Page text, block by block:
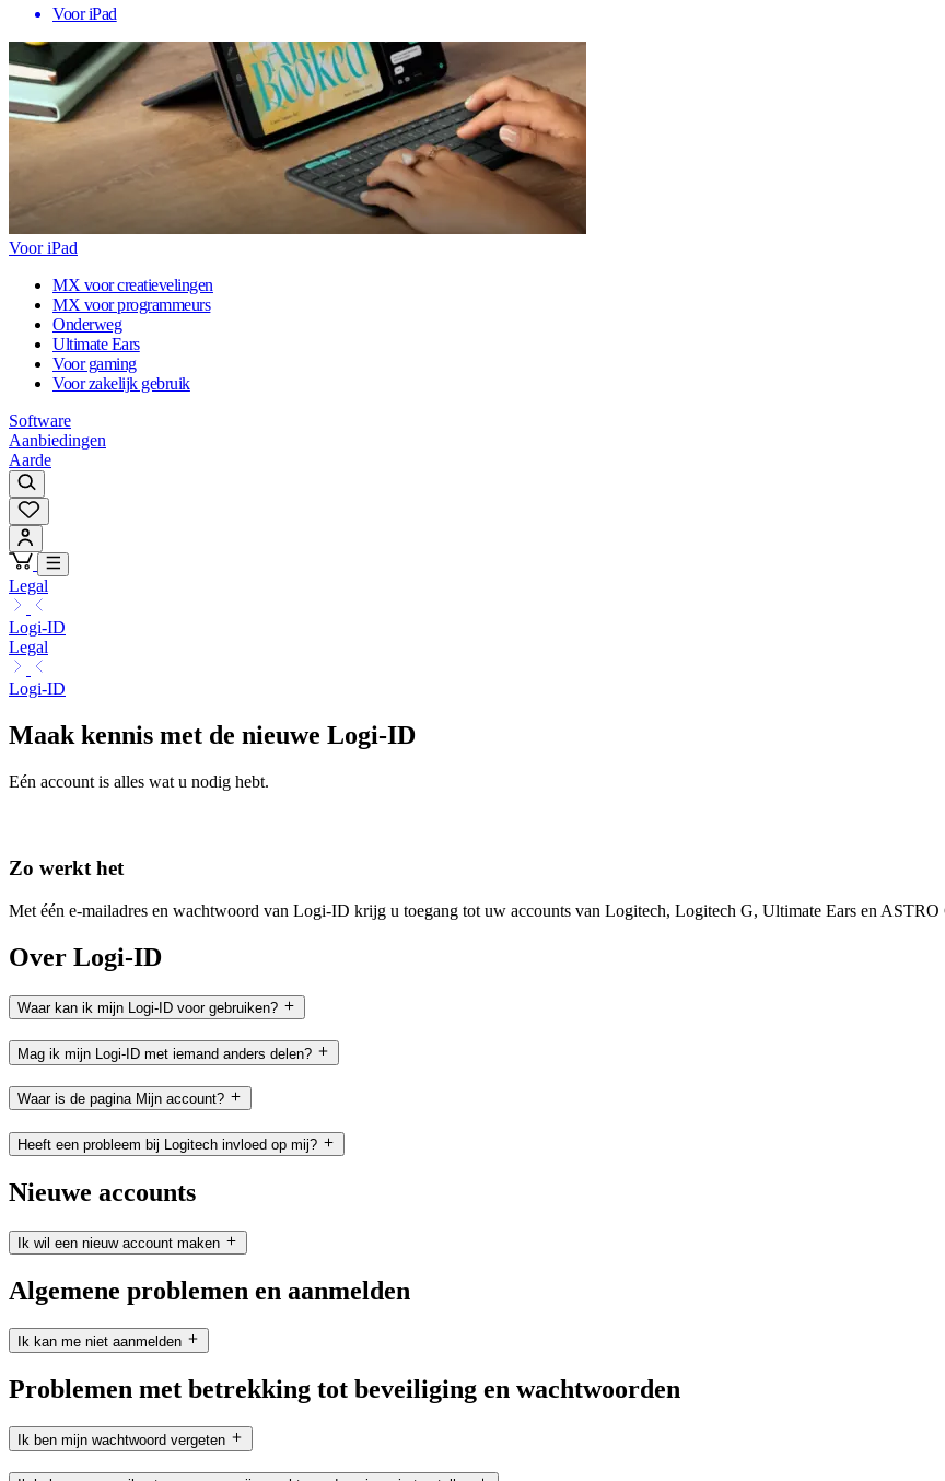
Voor iPad
Voor iPad
MX voor creatievelingen
MX voor programmeurs
Onderweg
Ultimate Ears
Voor gaming
Voor zakelijk gebruik
Software
Aanbiedingen
Aarde
Legal
Logi-ID
Legal
Logi-ID
Maak kennis met de nieuwe Logi-ID
Eén account is alles wat u nodig hebt.
Zo werkt het
Met één e-mailadres en wachtwoord van Logi-ID krijg u toegang tot uw accounts van Logitech, Logitech G, Ultimate Ears en ASTRO
Over Logi-ID
Waar kan ik mijn Logi-ID voor gebruiken?
Mag ik mijn Logi-ID met iemand anders delen?
Waar is de pagina Mijn account?
Heeft een probleem bij Logitech invloed op mij?
Nieuwe accounts
Ik wil een nieuw account maken
Algemene problemen en aanmelden
Ik kan me niet aanmelden
Problemen met betrekking tot beveiliging en wachtwoorden
Ik ben mijn wachtwoord vergeten